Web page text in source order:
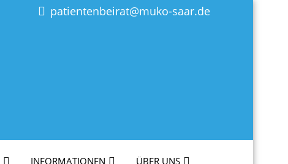
patientenbeirat@muko-saar.de
INFORMATIONEN ÜBER UNS